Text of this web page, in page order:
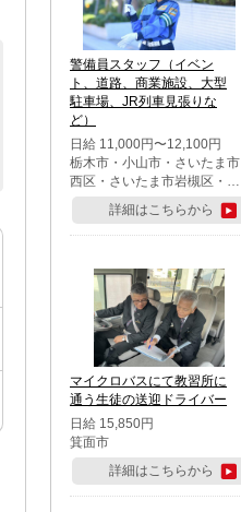
警備員スタッフ（イベン
ト、道路、商業施設、大型
駐車場、JR列車見張りな
ど）
日給 11,000円〜12,100円
栃木市・小山市・さいたま市
西区・さいたま市岩槻区・久
喜市・蓮田市
詳細はこちらから
マイクロバスにて教習所に
通う生徒の送迎ドライバー
日給 15,850円
箕面市
詳細はこちらから